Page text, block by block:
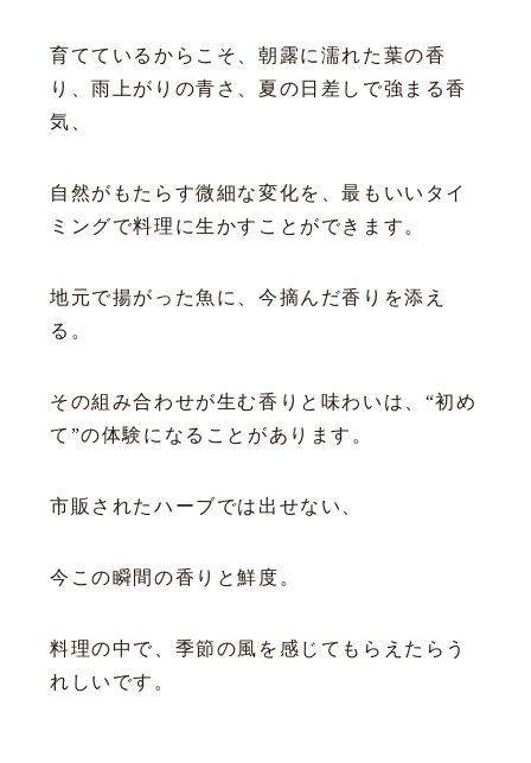
育てているからこそ、朝露に濡れた葉の香
り、雨上がりの青さ、夏の日差しで強まる香
気、
自然がもたらす微細な変化を、最もいいタイ
ミングで料理に生かすことができます。
地元で揚がった魚に、今摘んだ香りを添え
る。
その組み合わせが生む香りと味わいは、“初め
て”の体験になることがあります。
市販されたハーブでは出せない、
今この瞬間の香りと鮮度。
料理の中で、季節の風を感じてもらえたらう
れしいです。